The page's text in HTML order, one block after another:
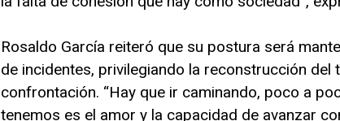
Rosaldo García reiteró que su postura será
de incidentes, privilegiando la reconstrucción del
confrontación. “Hay que ir caminando, poco a
tenemos es el amor y la capacidad de avanzar